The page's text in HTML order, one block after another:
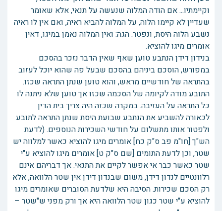
וקיימתיו... אם הודה המלוה שנעשה על תנאי, אלא שאומר
שעדיין לא קיימו הלוה, על המלוה להביא ראיה, ואם אין לו ראיה
נשבע הלוה היסת, ונפטר. הגה: ואין המלוה נאמן במיגו, דאין
אומרים מיגו להוציא.
בנידון דידן הנתבע טוען שאף שאין הדבר נזכר בהסכם
במפורש, הוסכם ביניהם בהסכם שבעל פה שהוא יוכל לעזוב
בהתראה של חודשיים מראש, והוא טוען שנתן התראה שכזו.
התובע מודה לקיומה של הסכמה שכזו אך טוען שלא ניתנה לו
כל התראה על העזיבה. במקרה שכזה היה צריך בית הדין
לכאורה להשביע את הנתבע שבועת היסת שנתן התראה לתובע
ולפטור אותו מתשלום על חודשי השכירות הנוספים. (לדעת
הש"ך [חו"מ פב ס"ק כח] אומרים מיגו להוציא כאשר למלווה יש
שטר, וכן לדעת התומים [שם ס"ק ט] אומרים מיגו להוציא ע"י
שטר כאשר כבר אי אפשר לקיים את התנאי. אך דבריהם אינם
רלוונטיים לנדון דידן, משום שבנדון דידן אין שטר הלוואה, אלא
רק הסכם שכירות. הסיבה היא שלדעת הסוברים שאומרים מיגו
להוציא ע"י שטר כגון שטר הלוואה היא אך ורק מפני ש"שטר –